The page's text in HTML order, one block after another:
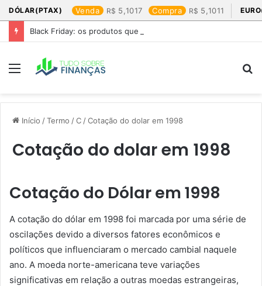
DÓLAR(PTAX) Venda 5,1017 Compra 5,1011
Black Friday: os produtos que mais valem a pena
Menu
Início /Termo /C /Cotação do dolar em 1998​
Cotação do dolar em 1998​
Cotação do Dólar em 1998
A cotação do dólar em 1998 foi marcada por uma série de
oscilações devido a diversos fatores econômicos e
políticos que influenciaram o mercado cambial naquele
ano. A moeda norte-americana teve variações
significativas em relação a outras moedas estrangeiras,